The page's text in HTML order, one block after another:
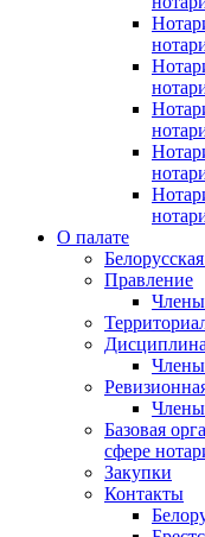
О палате
Правление
Базовая
сфере
Закупки
Контакты